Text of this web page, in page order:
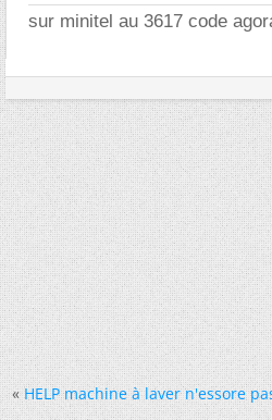
sur minitel au 3617 code
« HELP machine à laver n'essore